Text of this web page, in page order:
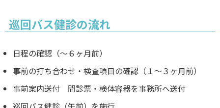
巡回バス健診の流れ
日程の確認（～６ヶ月前）
事前の打ち合わせ・検査項目の確認（１～３ヶ月前）
事前案内送付 問診票・検体容器を事務所へ送付